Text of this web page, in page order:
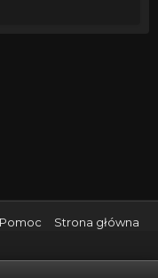
Pomoc Strona główna